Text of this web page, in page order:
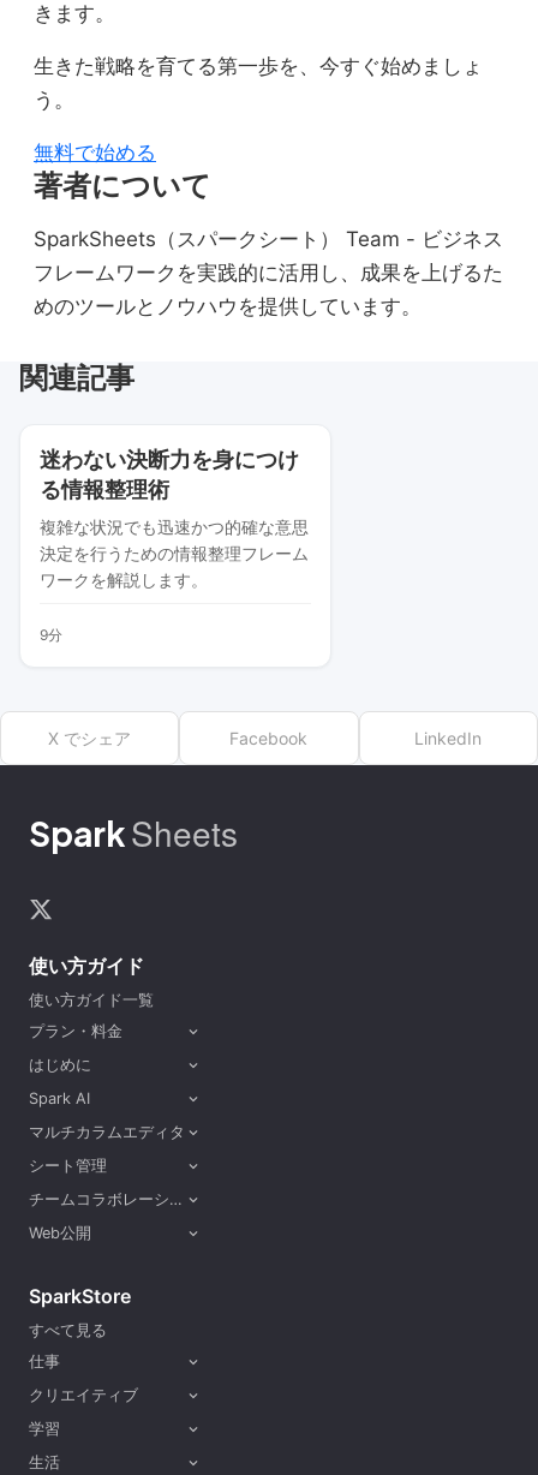
きます。
生きた戦略を育てる第一歩を、今すぐ始めましょ
う。
無料で始める
著者について
SparkSheets（スパークシート） Team - ビジネス
フレームワークを実践的に活用し、成果を上げるた
めのツールとノウハウを提供しています。
関連記事
迷わない決断力を身につけ
る情報整理術
複雑な状況でも迅速かつ的確な意思
決定を行うための情報整理フレーム
ワークを解説します。
9分
X でシェア Facebook LinkedIn
SparkSheets
使い方ガイド
使い方ガイド一覧
プラン・料金
expand_more
はじめに expand_more
Spark AI expand_more
マルチカラムエディタ expand_more
シート管理 expand_more
チームコラボレーション expand_more
Web公開 expand_more
SparkStore
すべて見る
仕事
expand_more
クリエイティブ expand_more
学習 expand_more
生活 expand_more